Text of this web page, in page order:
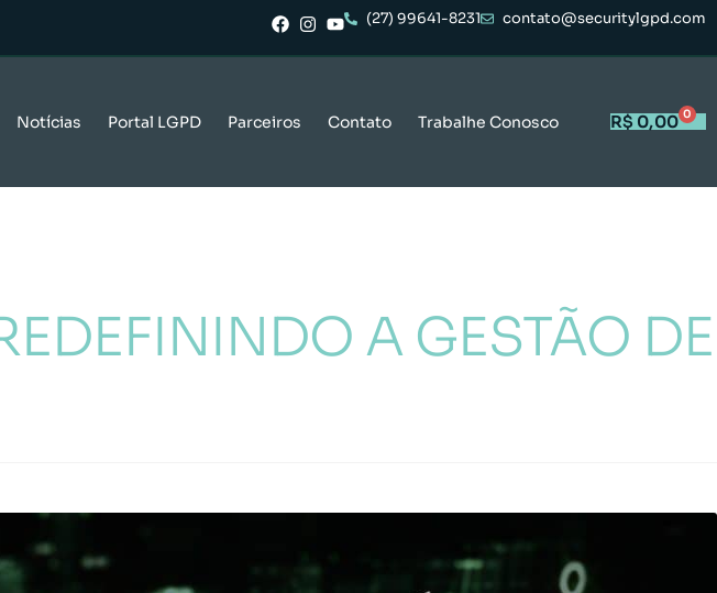
(27) 99641-8231 contato@securitylgpd.com
Notícias Portal LGPD Parceiros Contato Trabalhe Conosco R$ 0,00 0
A GESTÃO DE